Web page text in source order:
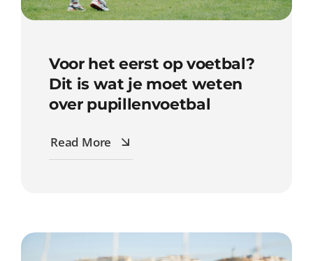
Voor het eerst op voetbal?
Dit is wat je moet weten
over pupillenvoetbal
Read More